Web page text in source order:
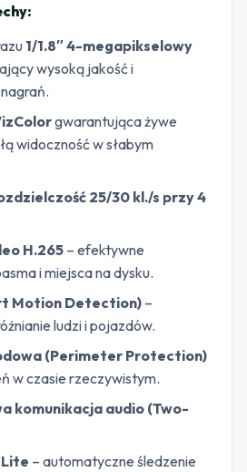
1/1.8″ 4-megapikselowy
wysoką jakość i
gwarantująca żywe
widoczność w słabym
25/30 kl./s przy 4
H.265 – efektywne
i miejsca na dysku.
Motion Detection) –
ludzi i pojazdów.
(Perimeter Protection)
w czasie rzeczywistym.
komunikacja audio (Two-
– automatyczne śledzenie